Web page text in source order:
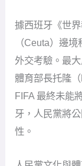
據西班牙《世
（Ceuta）邊
外交考驗。最
體育部長托隆
FIFA 最終未能
牙，人民黨將
性。